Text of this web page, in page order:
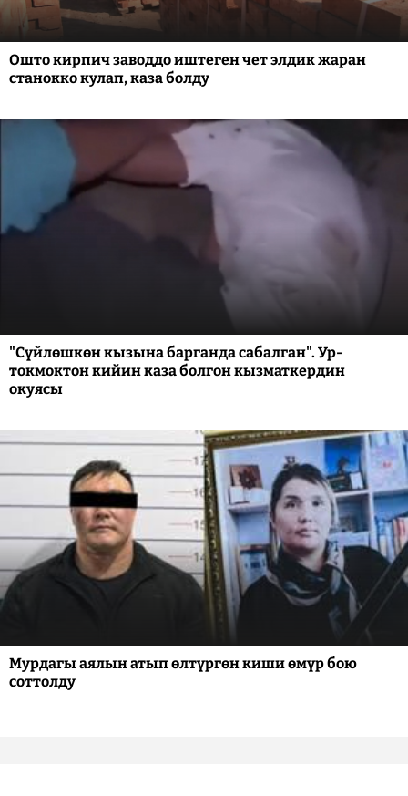
Ошто кирпич заводдо иштеген чет элдик жаран
станокко кулап, каза болду
"Сүйлөшкөн кызына барганда сабалган". Ур-
токмоктон кийин каза болгон кызматкердин
окуясы
Мурдагы аялын атып өлтүргөн киши өмүр бою
соттолду